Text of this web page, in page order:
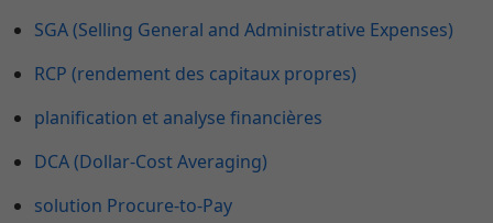
SGA (Selling General and Administrative Expenses)
RCP (rendement des capitaux propres)
planification et analyse financières
DCA (Dollar-Cost Averaging)
solution Procure-to-Pay